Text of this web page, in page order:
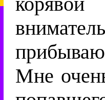
Мне